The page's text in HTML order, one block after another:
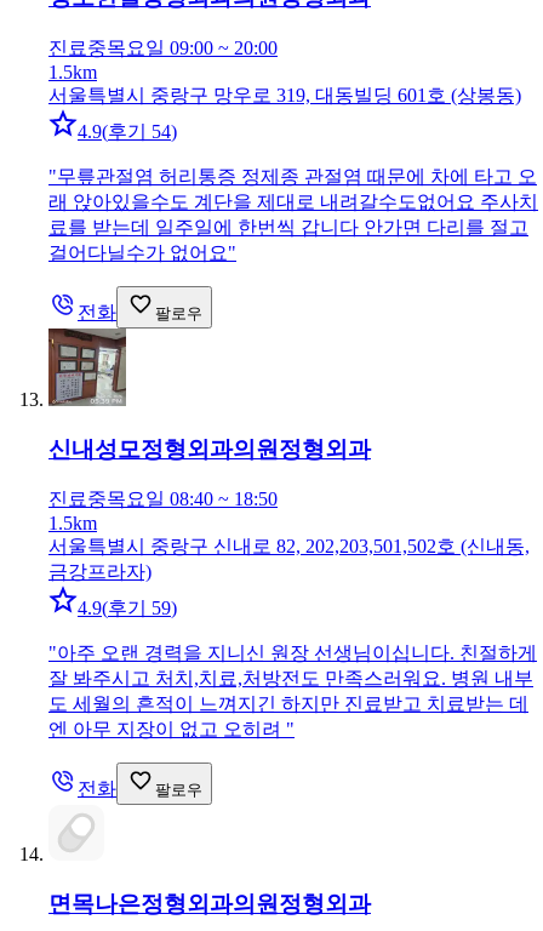
진료중목요일 09:00 ~ 20:00
1.5km
서울특별시 중랑구 망우로 319, 대동빌딩 601호 (상봉동)
4.9(후기 54)
"무릎관절염 허리통증 정제종 관절염 때문에 차에 타고 오
래 앉아있을수도 계단을 제대로 내려갈수도없어요 주사치
료를 받는데 일주일에 한번씩 갑니다 안가면 다리를 절고
걸어다닐수가 없어요"
전화 팔로우
신내성모정형외과의원 정형외과
진료중목요일 08:40 ~ 18:50
1.5km
서울특별시 중랑구 신내로 82, 202,203,501,502호 (신내동,
금강프라자)
4.9(후기 59)
"아주 오랜 경력을 지니신 원장 선생님이십니다. 친절하게
잘 봐주시고 처치,치료,처방전도 만족스러워요. 병원 내부
도 세월의 흔적이 느껴지긴 하지만 진료받고 치료받는 데
엔 아무 지장이 없고 오히려 "
전화 팔로우
면목나은정형외과의원 정형외과